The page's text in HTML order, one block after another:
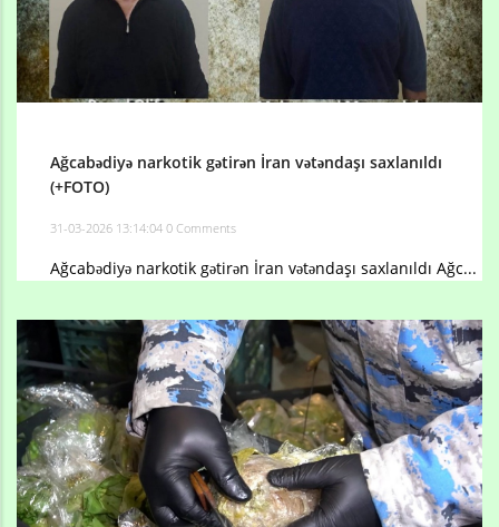
Ağcabədiyə narkotik gətirən İran vətəndaşı saxlanıldı
(+FOTO)
31-03-2026 13:14:04 0 Comments
Ağcabədiyə narkotik gətirən İran vətəndaşı saxlanıldı Ağc...